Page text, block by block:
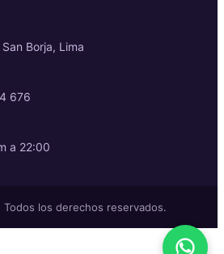
Borja, Lima
676
a 22:00
los derechos reservados.